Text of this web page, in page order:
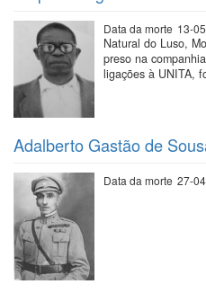
Data da morte 13-
Natural do Luso,
preso na
ligações à UNITA,
Adalberto Gastão de
Data da morte 27-